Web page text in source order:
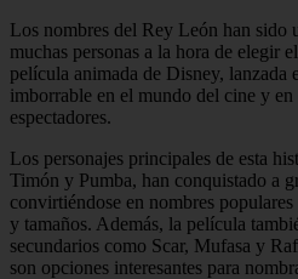
Los nombres del Rey León han sido
muchas personas a la hora de elegir
película animada de Disney, lanzada
imborrable en el mundo del cine y
espectadores.
Los personajes principales de esta
Timón y Pumba, han conquistado a
convirtiéndose en nombres
y tamaños. Además, la película
secundarios como Scar, Mufasa y
son opciones interesantes para